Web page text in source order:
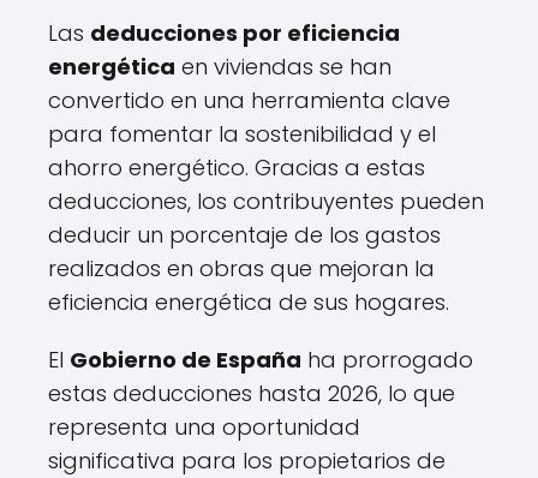
Las deducciones por eficiencia
energética en viviendas se han
convertido en una herramienta clave
para fomentar la sostenibilidad y el
ahorro energético. Gracias a estas
deducciones, los contribuyentes pueden
deducir un porcentaje de los gastos
realizados en obras que mejoran la
eficiencia energética de sus hogares.
El Gobierno de España ha prorrogado
estas deducciones hasta 2026, lo que
representa una oportunidad
significativa para los propietarios de